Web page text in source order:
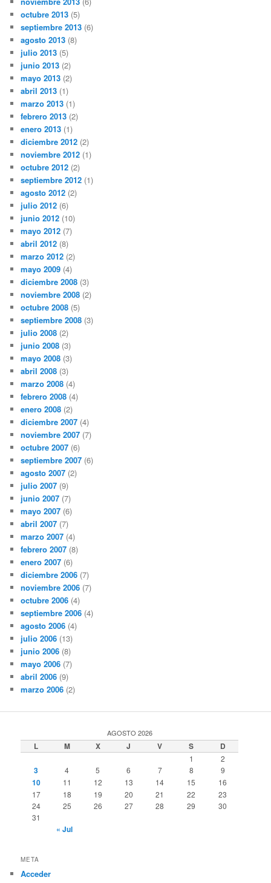
octubre 2013 (5)
septiembre 2013 (6)
agosto 2013 (8)
julio 2013 (5)
junio 2013 (2)
mayo 2013 (2)
abril 2013 (1)
marzo 2013 (1)
febrero 2013 (2)
enero 2013 (1)
diciembre 2012 (2)
noviembre 2012 (1)
octubre 2012 (2)
septiembre 2012 (1)
agosto 2012 (2)
julio 2012 (6)
junio 2012 (10)
mayo 2012 (7)
abril 2012 (8)
marzo 2012 (2)
mayo 2009 (4)
diciembre 2008 (3)
noviembre 2008 (2)
octubre 2008 (5)
septiembre 2008 (3)
julio 2008 (2)
junio 2008 (3)
mayo 2008 (3)
abril 2008 (3)
marzo 2008 (4)
febrero 2008 (4)
enero 2008 (2)
diciembre 2007 (4)
noviembre 2007 (7)
octubre 2007 (6)
septiembre 2007 (6)
agosto 2007 (2)
julio 2007 (9)
junio 2007 (7)
mayo 2007 (6)
abril 2007 (7)
marzo 2007 (4)
febrero 2007 (8)
enero 2007 (6)
diciembre 2006 (7)
noviembre 2006 (7)
octubre 2006 (4)
septiembre 2006 (4)
agosto 2006 (4)
julio 2006 (13)
junio 2006 (8)
mayo 2006 (7)
abril 2006 (9)
marzo 2006 (2)
AGOSTO 2026
L M X J V S D
1 2
3 4 5 6 7 8 9
10 11 12 13 14 15
16
17
18 19 20 21 22
23
24
25 26 27 28 29
30
31
« Jul
META
Acceder